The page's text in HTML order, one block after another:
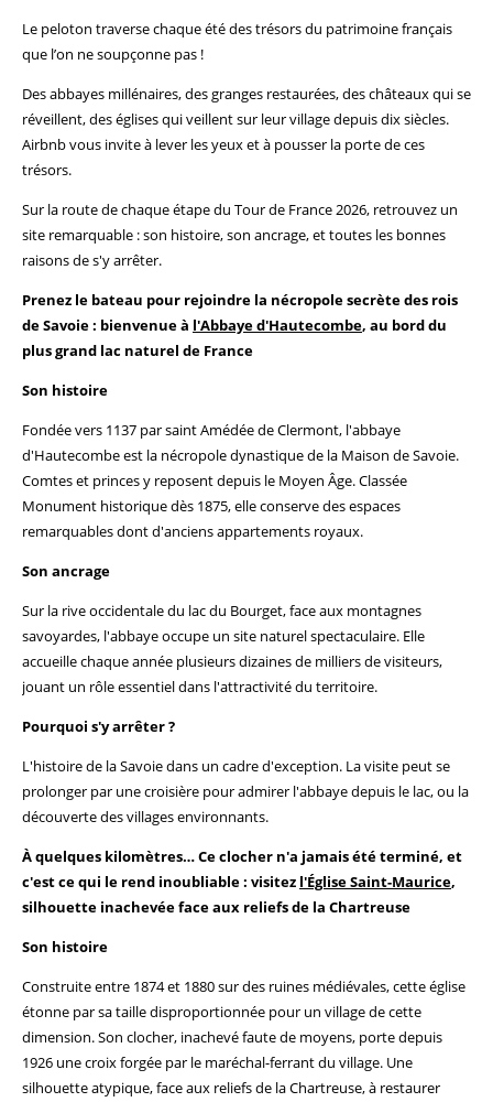
Le peloton traverse chaque été des trésors du patrimoine français
que l’on ne soupçonne pas !
Des abbayes millénaires, des granges restaurées, des châteaux qui se
réveillent, des églises qui veillent sur leur village depuis dix siècles.
Airbnb vous invite à lever les yeux et à pousser la porte de ces
trésors.
Sur la route de chaque étape du Tour de France 2026, retrouvez un
site remarquable : son histoire, son ancrage, et toutes les bonnes
raisons de s'y arrêter.
Prenez le bateau pour rejoindre la nécropole secrète des rois
de Savoie : bienvenue à l'Abbaye d'Hautecombe, au bord du
plus grand lac naturel de France
Son histoire
Fondée vers 1137 par saint Amédée de Clermont, l'abbaye
d'Hautecombe est la nécropole dynastique de la Maison de Savoie.
Comtes et princes y reposent depuis le Moyen Âge. Classée
Monument historique dès 1875, elle conserve des espaces
remarquables dont d'anciens appartements royaux.
Son ancrage
Sur la rive occidentale du lac du Bourget, face aux montagnes
savoyardes, l'abbaye occupe un site naturel spectaculaire. Elle
accueille chaque année plusieurs dizaines de milliers de visiteurs,
jouant un rôle essentiel dans l'attractivité du territoire.
Pourquoi s'y arrêter ?
L'histoire de la Savoie dans un cadre d'exception. La visite peut se
prolonger par une croisière pour admirer l'abbaye depuis le lac, ou la
découverte des villages environnants.
À quelques kilomètres… Ce clocher n'a jamais été terminé, et
c'est ce qui le rend inoubliable : visitez l'Église Saint-Maurice,
silhouette inachevée face aux reliefs de la Chartreuse
Son histoire
Construite entre 1874 et 1880 sur des ruines médiévales, cette église
étonne par sa taille disproportionnée pour un village de cette
dimension. Son clocher, inachevé faute de moyens, porte depuis
1926 une croix forgée par le maréchal-ferrant du village. Une
silhouette atypique, face aux reliefs de la Chartreuse, à restaurer